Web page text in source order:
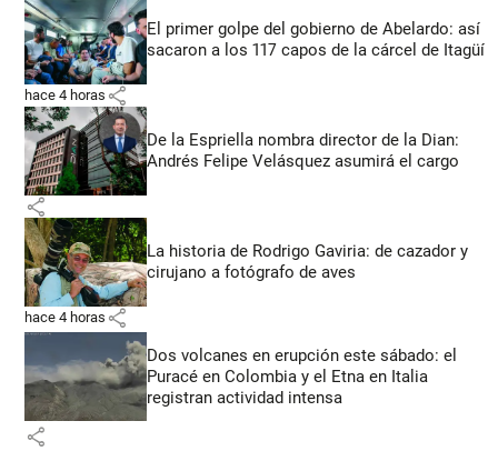
El primer golpe del gobierno de Abelardo: así
sacaron a los 117 capos de la cárcel de Itagüí
hace 4 horas share
De la Espriella nombra director de la Dian:
Andrés Felipe Velásquez asumirá el cargo
share
La historia de Rodrigo Gaviria: de cazador y
cirujano a fotógrafo de aves
hace 4 horas share
Dos volcanes en erupción este sábado: el
Puracé en Colombia y el Etna en Italia
registran actividad intensa
share